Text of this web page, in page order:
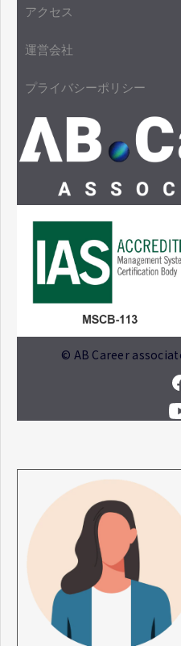
アクセス
運営会社
プライバシーポリシー
© AB Career